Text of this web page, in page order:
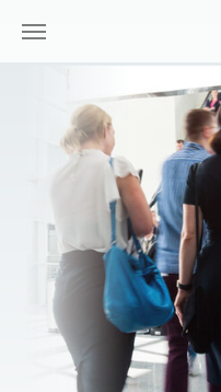
Zum Hauptinhalt springen